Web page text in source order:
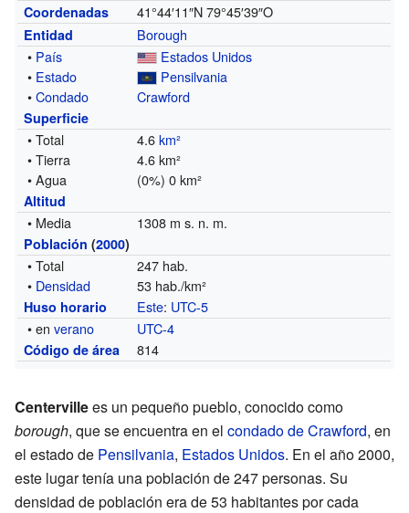
Coordenadas 41°44′11″N 79°45′39″O
Entidad
Borough
• País
Estados Unidos
• Estado
Pensilvania
•Condado Crawford
Superficie
• Total 4.6km²
• Tierra
4.6 km²
• Agua
(0%) 0 km²
Altitud
• Media 1308 m s. n. m.
Población (2000)
• Total
247 hab.
• Densidad 53 hab./km²
Huso horario Este: UTC-5
• enverano UTC-4
Código de área 814
Centervillees un pequeño pueblo, conocido como
borough, que se encuentra en el condado de Crawford, en
el estado de Pensilvania, Estados Unidos. En el año 2000,
este lugar tenía una población de 247 personas. Su
densidad de población era de 53 habitantes por cada